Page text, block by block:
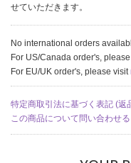
せていただきます。
No international orders
For US/Canada order's,
For EU/UK order's, please visit
特定商取引法に基づく表記 (返
この商品について問い合わせる